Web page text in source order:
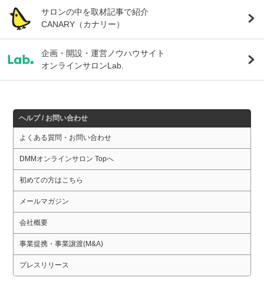
サロンの中を取材記事で紹介
CANARY（カナリー）
企画・開設・運営ノウハウサイト
オンラインサロンLab.
ヘルプ / お問い合わせ
よくある質問・お問い合わせ
DMMオンラインサロン Topへ
初めての方はこちら
メールマガジン
会社概要
事業提携・事業譲渡(M&A)
プレスリリース